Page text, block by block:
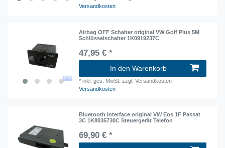
Versandkosten
Airbag OFF Schalter original VW Golf Plus 5M
Schlüsselschalter 1K0919237C
47,95 € *
In den Warenkorb
*inkl. ges. MwSt. zzgl. Versandkosten
Versandkosten
Bluetooth Interface original VW Eos 1F Passat
3C 1K8035730C Steuergerät Telefon
69,90 € *